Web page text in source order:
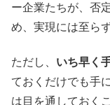
ー企業たちが、否
め、実現には至ら
ただし、 いち早く
ておくだけでも手
は目を通しておく